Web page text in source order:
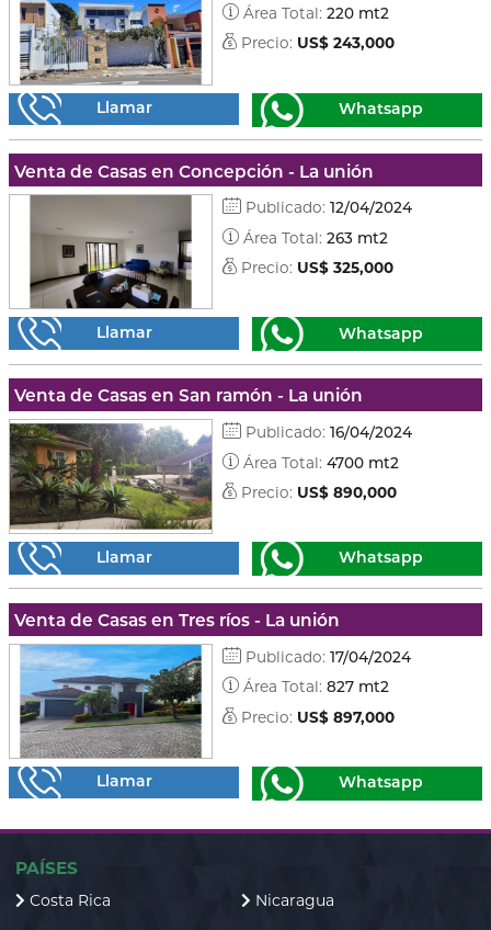
Área Total: 220 mt2
Precio: US$ 243,000
Llamar Whatsapp
Venta de Casas en Concepción - La unión
Publicado: 12/04/2024
Área Total: 263 mt2
Precio: US$ 325,000
Llamar Whatsapp
Venta de Casas en San ramón - La unión
Publicado: 16/04/2024
Área Total: 4700 mt2
Precio: US$ 890,000
Llamar Whatsapp
Venta de Casas en Tres ríos - La unión
Publicado: 17/04/2024
Área Total: 827 mt2
Precio: US$ 897,000
Llamar Whatsapp
PAÍSES
Costa Rica Nicaragua